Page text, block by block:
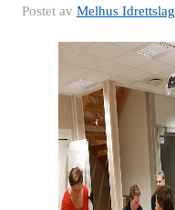
Postet av Melhus Idrettslag